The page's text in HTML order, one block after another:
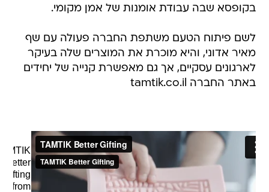
בקופסא שבה עבודת אומנות של אמן מקומי.
לשם פיתוח הטעם משתפת החברה פעולה עם שף
מאיר אדוני, והיא מוכרת את המוצרים שלה בעיקר
לארגונים עסקיים, אך גם מאפשרת קנייה של יחידים
באתר החברה tamtik.co.il
Better
Gifting
from